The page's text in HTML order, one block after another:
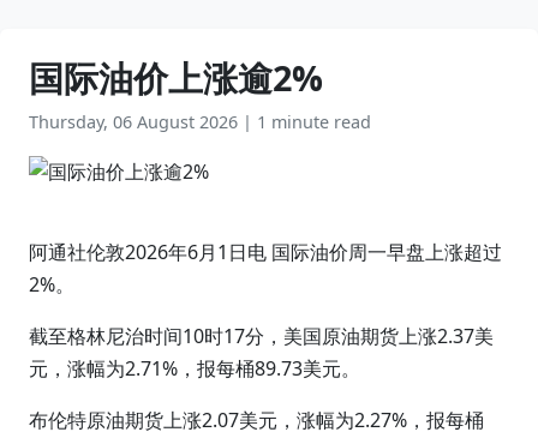
国际油价上涨逾2%
Thursday, 06 August 2026 | 1 minute read
阿通社伦敦2026年6月1日电 国际油价周一早盘上涨超过
2%。
截至格林尼治时间10时17分，美国原油期货上涨2.37美
元，涨幅为2.71%，报每桶89.73美元。
布伦特原油期货上涨2.07美元，涨幅为2.27%，报每桶